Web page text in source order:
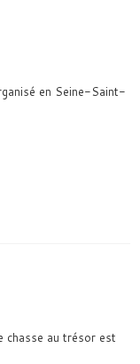
en Seine-Saint-
chasse au trésor est